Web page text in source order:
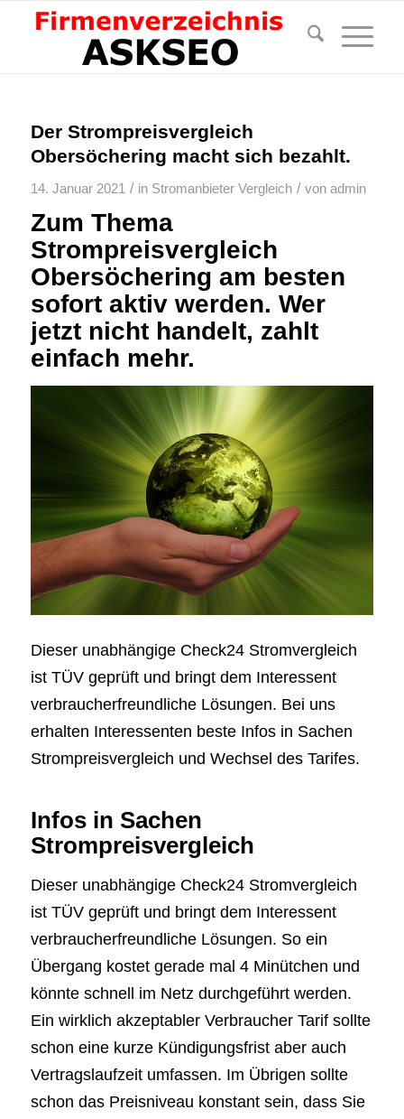
Der Strompreisvergleich
Obersöchering macht sich bezahlt.
14. Januar 2021 / in Stromanbieter Vergleich / von admin
Zum Thema
Strompreisvergleich
Obersöchering am besten
sofort aktiv werden. Wer
jetzt nicht handelt, zahlt
einfach mehr.
Dieser unabhängige Check24 Stromvergleich
ist TÜV geprüft und bringt dem Interessent
verbraucherfreundliche Lösungen. Bei uns
erhalten Interessenten beste Infos in Sachen
Strompreisvergleich und Wechsel des Tarifes.
Infos in Sachen
Strompreisvergleich
Dieser unabhängige Check24 Stromvergleich
ist TÜV geprüft und bringt dem Interessent
verbraucherfreundliche Lösungen. So ein
Übergang kostet gerade mal 4 Minütchen und
könnte schnell im Netz durchgeführt werden.
Ein wirklich akzeptabler Verbraucher Tarif sollte
schon eine kurze Kündigungsfrist aber auch
Vertragslaufzeit umfassen. Im Übrigen sollte
schon das Preisniveau konstant sein, dass Sie